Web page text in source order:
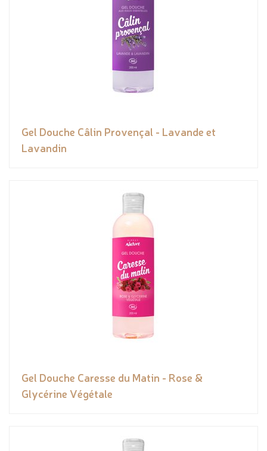
Gel Douche Câlin Provençal - Lavande et
Lavandin
Gel Douche Caresse du Matin - Rose &
Glycérine Végétale